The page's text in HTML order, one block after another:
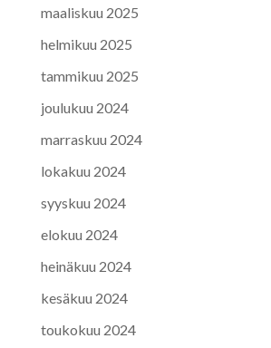
maaliskuu 2025
helmikuu 2025
tammikuu 2025
joulukuu 2024
marraskuu 2024
lokakuu 2024
syyskuu 2024
elokuu 2024
heinäkuu 2024
kesäkuu 2024
toukokuu 2024